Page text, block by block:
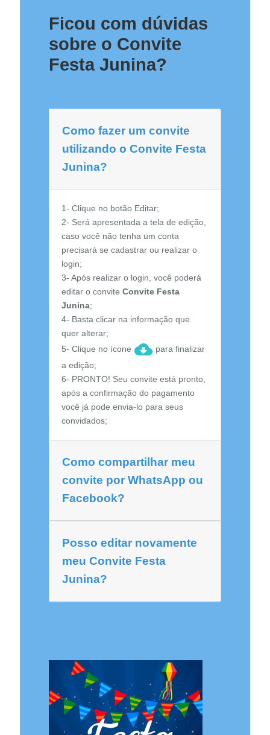
Ficou com dúvidas
sobre o Convite
Festa Junina?
Como fazer um convite
utilizando o Convite Festa
Junina?
1- Clique no botão Editar;
2- Será apresentada a tela de edição,
caso você não tenha um conta
precisará se cadastrar ou realizar o
login;
3- Após realizar o login, você poderá
editar o convite Convite Festa
Junina;
4- Basta clicar na informação que
quer alterar;
5- Clique no ícone
para finalizar
a edição;
6- PRONTO! Seu convite está pronto,
após a confirmação do pagamento
você já pode envia-lo para seus
convidados;
Como compartilhar meu
convite por WhatsApp ou
Facebook?
Posso editar novamente
meu Convite Festa
Junina?